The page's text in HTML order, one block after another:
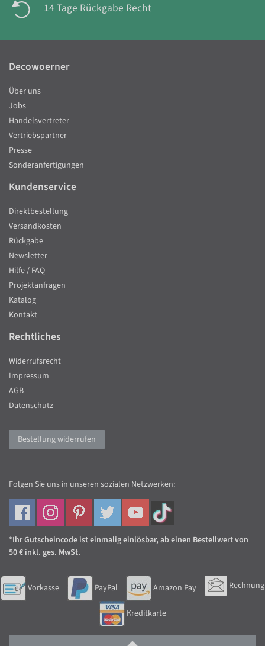
14 Tage Rückgabe Recht
Decowoerner
Über uns
Jobs
Handelsvertreter
Vertriebspartner
Presse
Sonderanfertigungen
Kundenservice
Direktbestellung
Versandkosten
Rückgabe
Newsletter
Hilfe / FAQ
Projektanfragen
Katalog
Kontakt
Rechtliches
Widerrufsrecht
Impressum
AGB
Datenschutz
Bestellung widerrufen
Folgen Sie uns in unseren sozialen Netzwerken:
*Ihr Gutscheincode ist einmalig einlösbar, ab einen Bestellwert von
50 € inkl. ges. MwSt.
Vorkasse PayPal Amazon Pay Rechnung
Kreditkarte